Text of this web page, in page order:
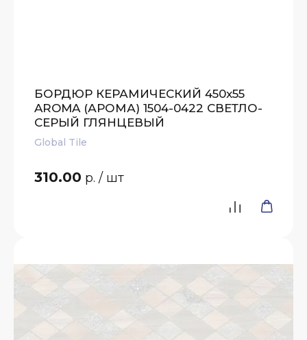
БОРДЮР КЕРАМИЧЕСКИЙ 450x55
AROMA (АРОМА) 1504-0422 СВЕТЛО-
СЕРЫЙ ГЛЯНЦЕВЫЙ
Global Tile
310.00 р. / шт